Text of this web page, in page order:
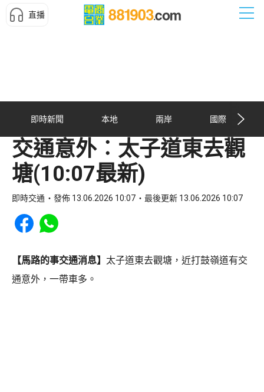
直播
即時新聞 本地 兩岸 國際
交通意外︰太子道東去觀
塘(10:07最新)
即時交通 發佈 13.06.2026 10:07 最後更新 13.06.2026 10:07
Share to Facebook
Share to WhatsApp
【馬路的事交通消息】 太子道東去觀塘，近打鼓嶺道有交
通意外，一帶車多。